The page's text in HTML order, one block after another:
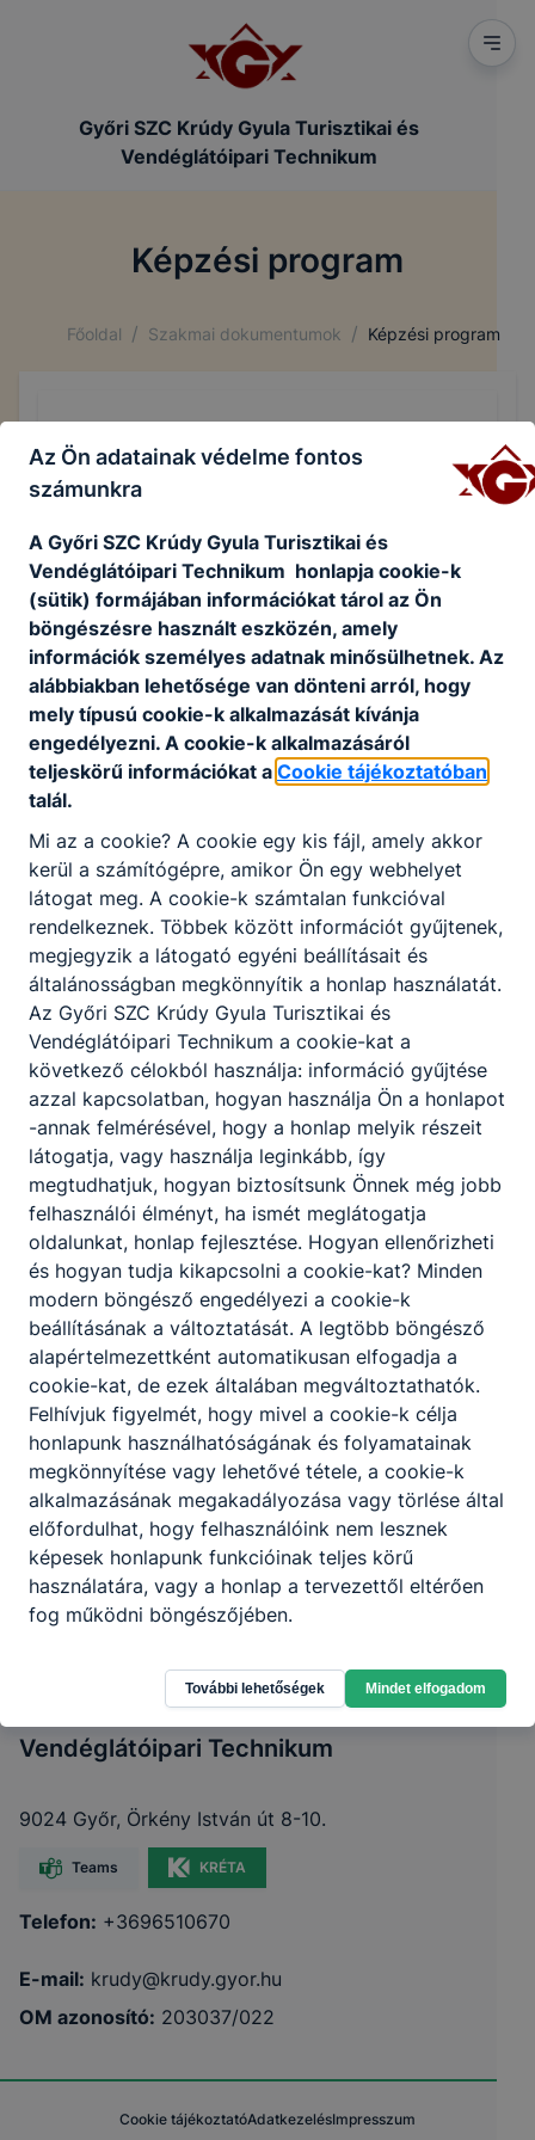
Győri SZC Krúdy Gyula Turisztikai és
Vendéglátóipari Technikum
Képzési program
Főoldal / Szakmai dokumentumok / Képzési program
Szakképző oktatás:
Panziós-fogadós
Pincér-vendégtéri szakember
Szakács
Technikumi képzézes:
Cukrász szaktechnikus
Szakács szaktechnikus
Turisztikai technikus
Vendégtéri szaktechnikus
Partnereink
Győri SZC Krúdy Gyula Turisztikai és
Vendéglátóipari Technikum
9024 Győr, Örkény István út 8-10.
Teams KRÉTA
Telefon: +3696510670
E-mail: krudy@krudy.gyor.hu
OM azonosító: 203037/022
Cookie tájékoztatóAdatkezelésImpresszum
Az Ön adatainak védelme fontos
számunkra
A Győri SZC Krúdy Gyula Turisztikai és
Vendéglátóipari Technikum honlapja cookie-k
(sütik) formájában információkat tárol az Ön
böngészésre használt eszközén, amely
információk személyes adatnak minősülhetnek. Az
alábbiakban lehetősége van dönteni arról, hogy
mely típusú cookie-k alkalmazását kívánja
engedélyezni. A cookie-k alkalmazásáról
teljeskörű információkat a Cookie tájékoztatóban
talál.
Mi az a cookie? A cookie egy kis fájl, amely akkor
kerül a számítógépre, amikor Ön egy webhelyet
látogat meg. A cookie-k számtalan funkcióval
rendelkeznek. Többek között információt gyűjtenek,
megjegyzik a látogató egyéni beállításait és
általánosságban megkönnyítik a honlap használatát.
Az Győri SZC Krúdy Gyula Turisztikai és
Vendéglátóipari Technikum a cookie-kat a
következő célokból használja: információ gyűjtése
azzal kapcsolatban, hogyan használja Ön a honlapot
-annak felmérésével, hogy a honlap melyik részeit
látogatja, vagy használja leginkább, így
megtudhatjuk, hogyan biztosítsunk Önnek még jobb
felhasználói élményt, ha ismét meglátogatja
oldalunkat, honlap fejlesztése. Hogyan ellenőrizheti
és hogyan tudja kikapcsolni a cookie-kat? Minden
modern böngésző engedélyezi a cookie-k
beállításának a változtatását. A legtöbb böngésző
alapértelmezettként automatikusan elfogadja a
cookie-kat, de ezek általában megváltoztathatók.
Felhívjuk figyelmét, hogy mivel a cookie-k célja
honlapunk használhatóságának és folyamatainak
megkönnyítése vagy lehetővé tétele, a cookie-k
alkalmazásának megakadályozása vagy törlése által
előfordulhat, hogy felhasználóink nem lesznek
képesek honlapunk funkcióinak teljes körű
használatára, vagy a honlap a tervezettől eltérően
fog működni böngészőjében.
További lehetőségek Mindet elfogadom